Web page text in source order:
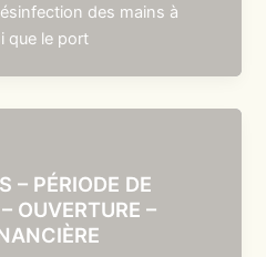
des mains à
que le port
– PÉRIODE DE
OUVERTURE –